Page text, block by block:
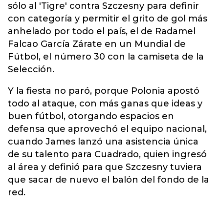
sólo al 'Tigre' contra Szczesny para definir
con categoría y permitir el grito de gol más
anhelado por todo el país, el de Radamel
Falcao García Zárate en un Mundial de
Fútbol, el número 30 con la camiseta de la
Selección.
Y la fiesta no paró, porque Polonia apostó
todo al ataque, con más ganas que ideas y
buen fútbol, otorgando espacios en
defensa que aprovechó el equipo nacional,
cuando James lanzó una asistencia única
de su talento para Cuadrado, quien ingresó
al área y definió para que Szczesny tuviera
que sacar de nuevo el balón del fondo de la
red.